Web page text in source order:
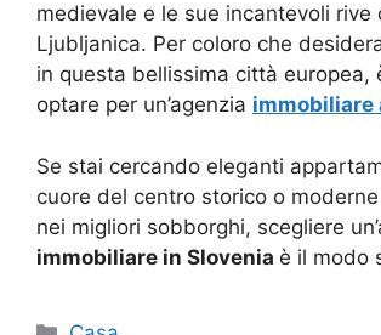
medievale e le sue incantevoli rive
Ljubljanica. Per coloro che
in questa bellissima città europea,
optare per un’agenzia immobiliare
Se stai cercando eleganti
cuore del centro storico o
nei migliori sobborghi, scegliere
immobiliare in Slovenia è il modo
Categorie